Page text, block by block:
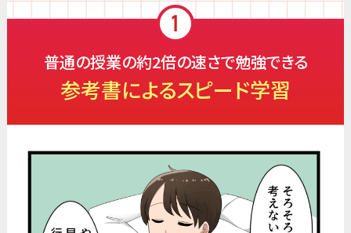
普通の授業の約2倍の速さで勉強できる
参考書によるスピード学習